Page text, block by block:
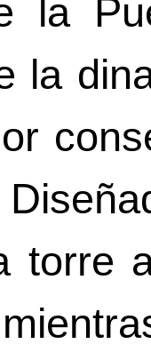
la
la
torre